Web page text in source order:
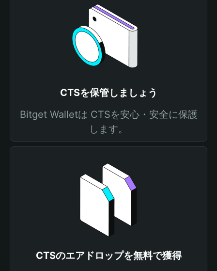
CTSを保管しましょう
Bitget Walletは CTSを安心・安全に保護
します。
CTSのエアドロップを無料で獲得